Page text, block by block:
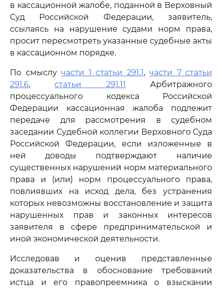
в кассационной жалобе, поданной в Верховный
Суд Российской Федерации, заявитель,
ссылаясь на нарушение судами норм права,
просит пересмотреть указанные судебные акты
в кассационном порядке.
По смыслу части 1 статьи 291.1, части 7 статьи
291.6,статьи 291.11 Арбитражного
процессуального кодекса Российской
Федерации кассационная жалоба подлежит
передаче для рассмотрения в судебном
заседании Судебной коллегии Верховного Суда
Российской Федерации, если изложенные в
ней доводы подтверждают наличие
существенных нарушений норм материального
права и (или) норм процессуального права,
повлиявших на исход дела, без устранения
которых невозможны восстановление и защита
нарушенных прав и законных интересов
заявителя в сфере предпринимательской и
иной экономической деятельности.
Исследовав и оценив представленные
доказательства в обоснование требований
истца и его правопреемника о взыскании